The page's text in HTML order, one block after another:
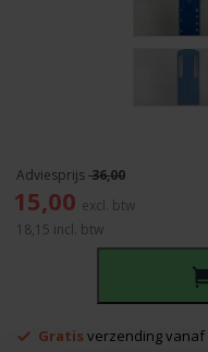
Blauw
18,15 incl. btw
36,00
Oorspronkelijke
prijs
was:
15,00
Gratis verzending vanaf